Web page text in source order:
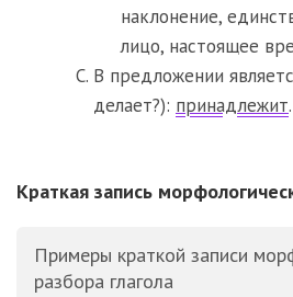
наклонение,
лицо, настоящее
В предложении
делает?): принадлежит.
Краткая запись
Примеры краткой записи
разбора глагола